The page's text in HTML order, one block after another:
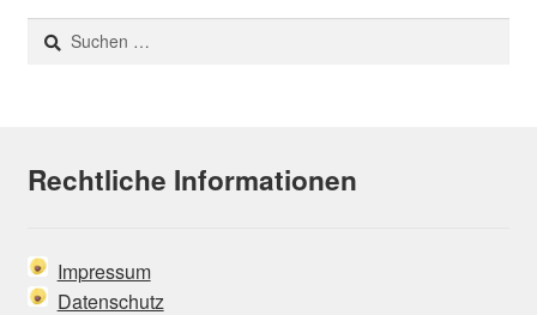
Suchen
nach:
Rechtliche Informationen
Impressum
Datenschutz